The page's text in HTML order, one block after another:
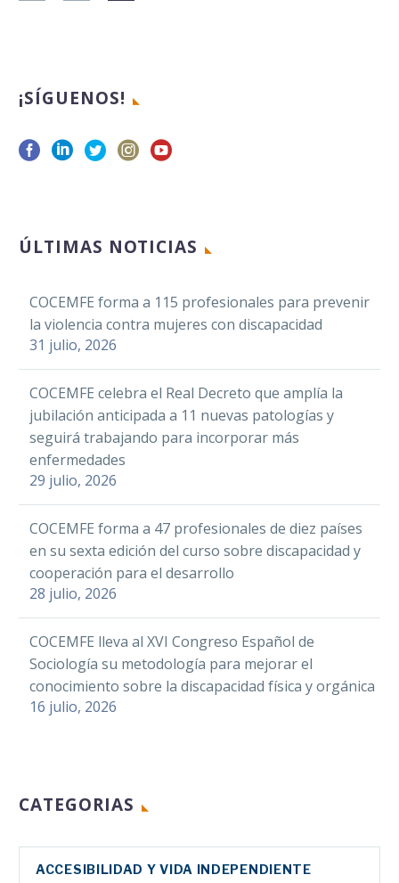
¡SÍGUENOS!
ÚLTIMAS NOTICIAS
COCEMFE forma a 115 profesionales para prevenir
la violencia contra mujeres con discapacidad
31 julio, 2026
COCEMFE celebra el Real Decreto que amplía la
jubilación anticipada a 11 nuevas patologías y
seguirá trabajando para incorporar más
enfermedades
29 julio, 2026
COCEMFE forma a 47 profesionales de diez países
en su sexta edición del curso sobre discapacidad y
cooperación para el desarrollo
28 julio, 2026
COCEMFE lleva al XVI Congreso Español de
Sociología su metodología para mejorar el
conocimiento sobre la discapacidad física y orgánica
16 julio, 2026
CATEGORIAS
ACCESIBILIDAD Y VIDA INDEPENDIENTE